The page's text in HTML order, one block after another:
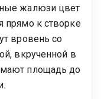
жалюзи цвет
прямо к створке
вровень со
вкрученной в
площадь до